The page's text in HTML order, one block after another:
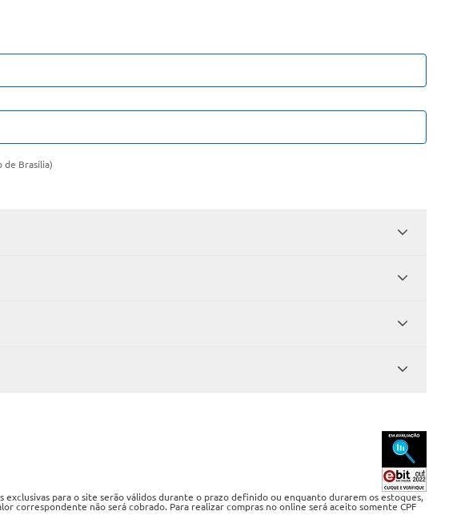
de Brasília)
para o site serão válidos durante o prazo definido ou enquanto durarem os estoques,
não será cobrado. Para realizar compras no online será aceito somente CPF